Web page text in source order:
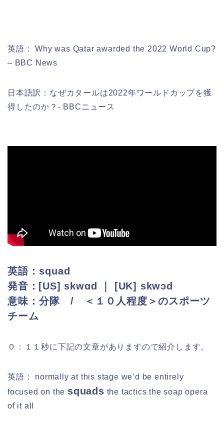
英語： Why was Qatar awarded the 2022 World Cup?
– BBC News
日本語訳：なぜカタールは2022年ワールドカップを獲
得したのか？- BBCニュース
英語：squad
発音：[US] skwɑd ｜ [UK] skwɔd
意味：分隊 / ＜１０人程度＞のスポーツ
チーム
０：１１秒に下記の文章がありますので紹介します。
英語： normally at this stage we’d be entirely
focused on the squads the tactics the soap opera
of it all